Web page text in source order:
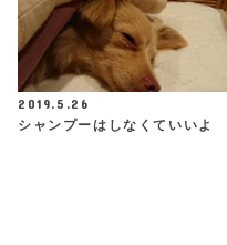
2019.5.26
シャンプーはしなくていいよ